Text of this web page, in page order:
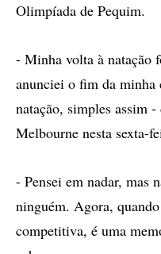
Olimpíada de Pequim.
- Minha volta à natação
anunciei o fim da
natação, simples assim
Melbourne nesta sexta-
- Pensei em nadar, mas
ninguém. Agora,
competitiva, é uma